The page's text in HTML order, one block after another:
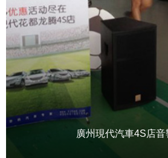
廣州現代汽車4S店音